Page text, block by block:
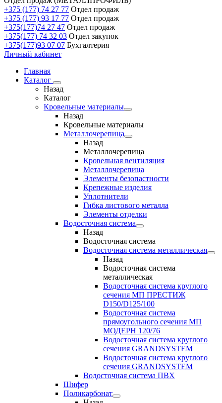
+375 (177) 74 27 77 Отдел продаж
+375 (177) 93 17 77 Отдел продаж
+375(177)74 27 47 Отдел продаж
+375(177) 74 32 03 Отдел закупок
+375(177)93 07 07 Бухгалтерия
Личный кабинет
Главная
Каталог
Назад
Каталог
Кровельные материалы
Назад
Кровельные материалы
Металлочерепица
Назад
Металлочерепица
Кровельная вентиляция
Металлочерепица
Элементы безопастности
Крепежные изделия
Уплотнители
Гибка листового металла
Элементы отделки
Водосточная система
Назад
Водосточная система
Водосточная система металлическая
Назад
Водосточная система
металлическая
Водосточная система круглого
сечения МП ПРЕСТИЖ
D150/D125/100
Водосточная система
прямоугольного сечения МП
МОДЕРН 120/76
Водосточная система круглого
сечения GRANDSYSTEM
Водосточная система круглого
сечения GRANDSYSTEM
Водосточная система ПВХ
Шифер
Поликарбонат